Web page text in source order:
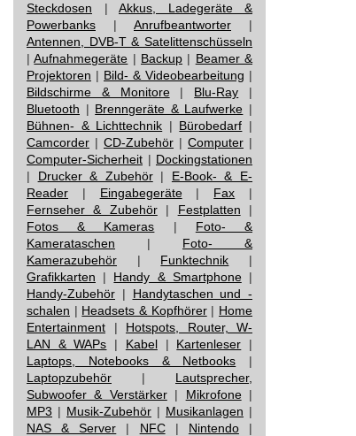
Steckdosen | Akkus, Ladegeräte &
Powerbanks | Anrufbeantworter |
Antennen, DVB-T & Satelittenschüsseln
|Aufnahmegeräte | Backup | Beamer &
Projektoren | Bild- & Videobearbeitung |
Bildschirme & Monitore| Blu-Ray |
Bluetooth | Brenngeräte & Laufwerke |
Bühnen- & Lichttechnik | Bürobedarf |
Camcorder | CD-Zubehör | Computer |
Computer-Sicherheit | Dockingstationen
| Drucker & Zubehör| E-Book- & E-
Reader | Eingabegeräte| Fax |
Fernseher & Zubehör| Festplatten |
Fotos & Kameras | Foto- &
Kamerataschen | Foto- &
Kamerazubehör | Funktechnik |
Grafikkarten | Handy & Smartphone|
Handy-Zubehör | Handytaschen und -
schalen | Headsets & Kopfhörer| Home
Entertainment | Hotspots, Router, W-
LAN & WAPs | Kabel| Kartenleser |
Laptops, Notebooks & Netbooks |
Laptopzubehör | Lautsprecher,
Subwoofer & Verstärker| Mikrofone|
MP3 | Musik-Zubehör | Musikanlagen |
NAS & Server | NFC| Nintendo|